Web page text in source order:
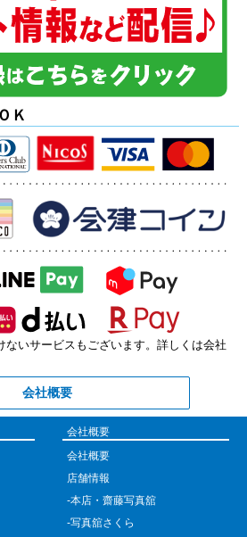
Ｋ
いサービスもございます。詳しくは会社
会社概要
会社概要
会社概要
店舗情報
-本店・齋藤写真舘
-写真舘さくら